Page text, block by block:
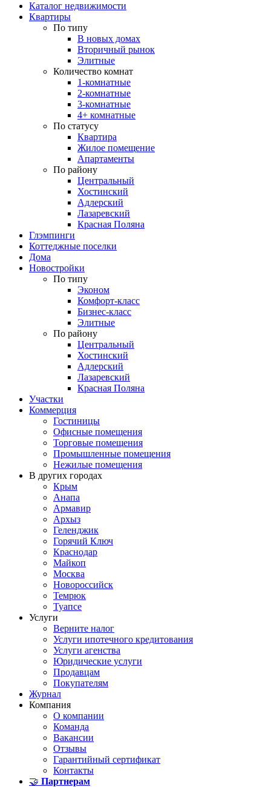
Каталог недвижимости
Квартиры
По типу
В новых домах
Вторичный рынок
Элитные
Количество комнат
1-комнатные
2-комнатные
3-комнатные
4+ комнатные
По статусу
Квартира
Жилое помещение
Апартаменты
По району
Центральный
Хостинский
Адлерский
Лазаревский
Красная Поляна
Глэмпинги
Коттеджные поселки
Дома
Новостройки
По типу
Эконом
Комфорт-класс
Бизнес-класс
Элитные
По району
Центральный
Хостинский
Адлерский
Лазаревский
Красная Поляна
Участки
Коммерция
Гостиницы
Офисные помещения
Торговые помещения
Промышленные помещения
Нежилые помещения
В других городах
Крым
Анапа
Армавир
Архыз
Геленджик
Горячий Ключ
Краснодар
Майкоп
Москва
Новороссийск
Темрюк
Туапсе
Услуги
Верните налог
Услуги ипотечного кредитования
Услуги агенства
Юридические услуги
Продавцам
Покупателям
Журнал
Компания
О компании
Команда
Вакансии
Отзывы
Гарантийный сертификат
Контакты
🤝 Партнерам